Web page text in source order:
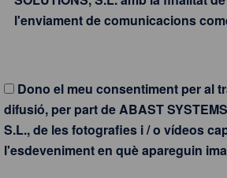
l'enviament de comunicacions
Dono el meu consentiment per al
difusió, per part de ABAST
S.L., de les fotografies i / o vídeos
l'esdeveniment en què apareguin